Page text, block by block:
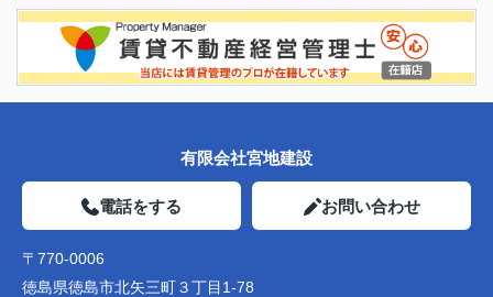
有限会社宮地建設
電話をする お問い合わせ
〒770-0006
徳島県徳島市北矢三町３丁目1-78